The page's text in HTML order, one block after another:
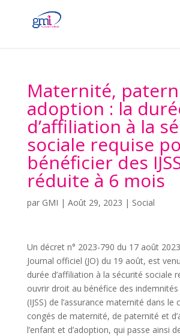
Maternité,
adoption : la
d’affiliation à la
sociale requise
bénéficier des
réduite à 6 mois
par GMI | Août 29, 2023 | Social
Un décret n° 2023-790 du 17 août
Journal officiel (JO) du 19 août, est
durée d’affiliation à la sécurité sociale
ouvrir droit au bénéfice des
(IJSS) de l’assurance maternité dans le
congés de maternité, de paternité et
l’enfant et d’adoption, qui passe ainsi